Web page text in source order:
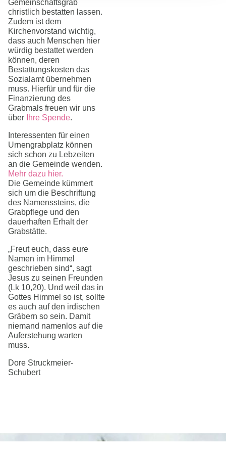
Gemeinschaftsgrab
christlich bestatten lassen.
Zudem ist dem
Kirchenvorstand wichtig,
dass auch Menschen hier
würdig bestattet werden
können, deren
Bestattungskosten das
Sozialamt übernehmen
muss. Hierfür und für die
Finanzierung des
Grabmals freuen wir uns
über Ihre Spende.
Interessenten für einen
Urnengrabplatz können
sich schon zu Lebzeiten
an die Gemeinde wenden.
Mehr dazu hier.
Die Gemeinde kümmert
sich um die Beschriftung
des Namenssteins, die
Grabpflege und den
dauerhaften Erhalt der
Grabstätte.
„Freut euch, dass eure
Namen im Himmel
geschrieben sind“, sagt
Jesus zu seinen Freunden
(Lk 10,20). Und weil das in
Gottes Himmel so ist, sollte
es auch auf den irdischen
Gräbern so sein. Damit
niemand namenlos auf die
Auferstehung warten
muss.
Dore Struckmeier-
Schubert